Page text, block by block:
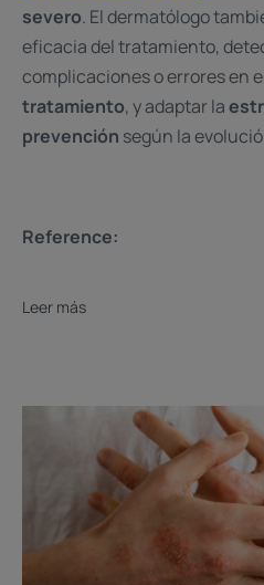
severo. El dermatólogo
eficacia del tratamiento,
complicaciones o errores en
tratamiento, y adaptar la
prevención según la
Reference:
Leer más
Tratamientos
hidratantes
y